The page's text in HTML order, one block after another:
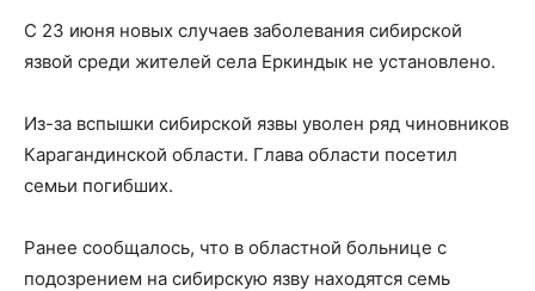
С 23 июня новых случаев заболевания сибирской
язвой среди жителей села Еркиндык не установлено.
Из-за вспышки сибирской язвы уволен ряд чиновников
Карагандинской области. Глава области посетил
семьи погибших.
Ранее сообщалось, что в областной больнице с
подозрением на сибирскую язву находятся семь